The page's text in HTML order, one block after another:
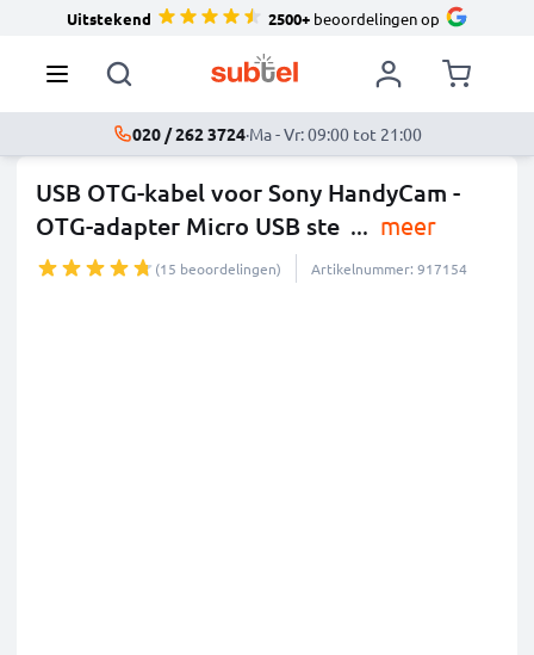
Uitstekend 2500+beoordelingen op
020 / 262 3724·Ma - Vr: 09:00 tot 21:00
USB OTG-kabel voor Sony HandyCam -
OTG-adapter Micro USB ste ... meer
(15 beoordelingen) Artikelnummer: 917154